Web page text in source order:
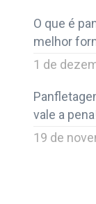
O que é
melhor
1 de
vale a
19 de